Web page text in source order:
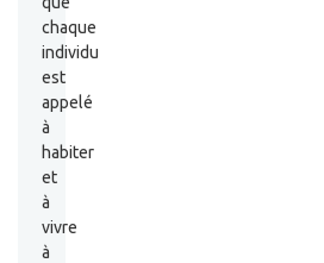
chaque
individu
est
appelé
à
habiter
et
à
vivre
à